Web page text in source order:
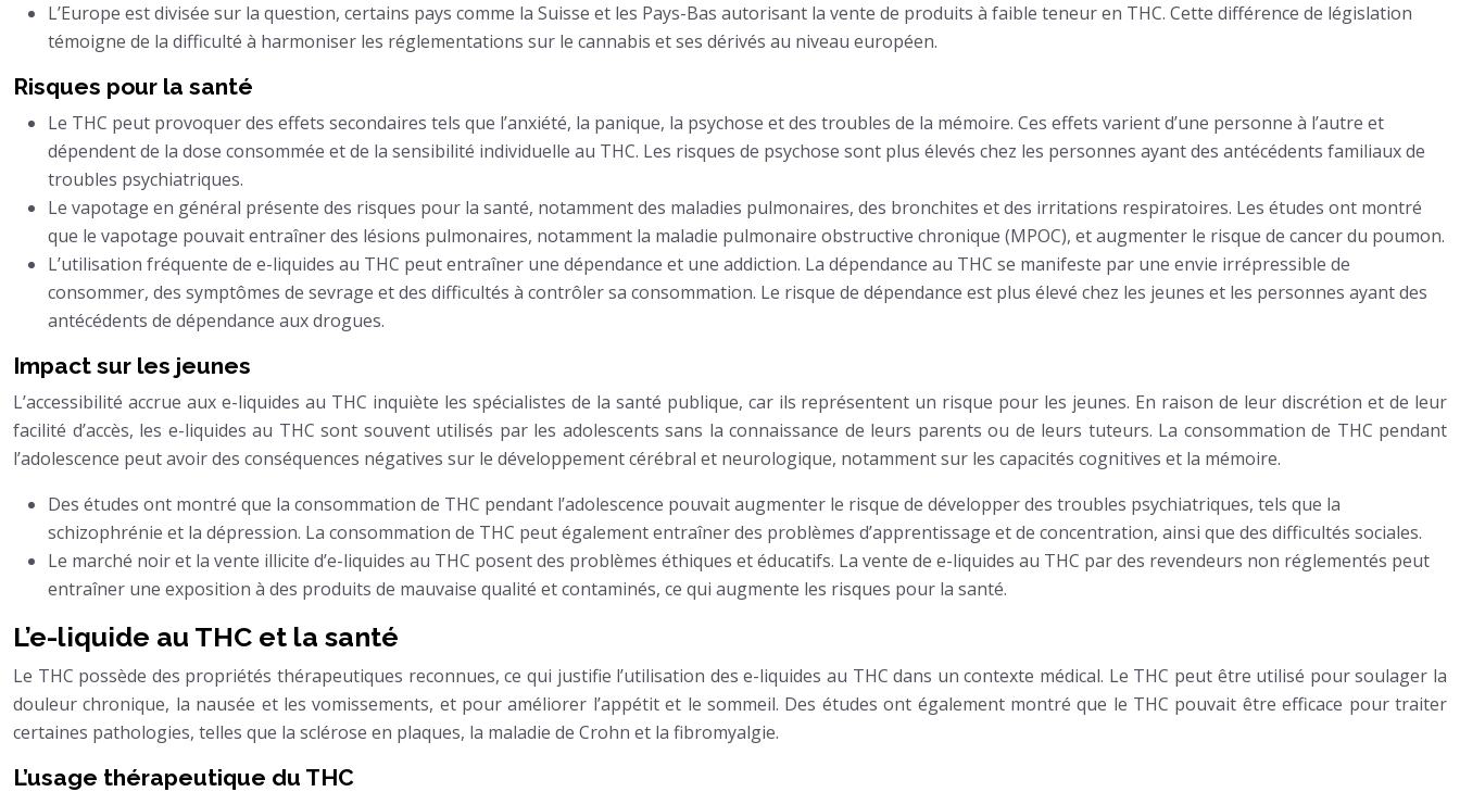
L’Europe est divisée sur la question, certains pays comme la Suisse et les Pays-Bas autorisant la vente de produits à faible teneur en THC. Cette différence de législation
témoigne de la difficulté à harmoniser les réglementations sur le cannabis et ses dérivés au niveau européen.
Risques pour la santé
Le THC peut provoquer des effets secondaires tels que l’anxiété, la panique, la psychose et des troubles de la mémoire. Ces effets varient d’une personne à l’autre et
dépendent de la dose consommée et de la sensibilité individuelle au THC. Les risques de psychose sont plus élevés chez les personnes ayant des antécédents familiaux de
troubles psychiatriques.
Le vapotage en général présente des risques pour la santé, notamment des maladies pulmonaires, des bronchites et des irritations respiratoires. Les études ont montré
que le vapotage pouvait entraîner des lésions pulmonaires, notamment la maladie pulmonaire obstructive chronique (MPOC), et augmenter le risque de cancer du poumon.
L’utilisation fréquente de e-liquides au THC peut entraîner une dépendance et une addiction. La dépendance au THC se manifeste par une envie irrépressible de
consommer, des symptômes de sevrage et des difficultés à contrôler sa consommation. Le risque de dépendance est plus élevé chez les jeunes et les personnes ayant des
antécédents de dépendance aux drogues.
Impact sur les jeunes
L’accessibilité accrue aux e-liquides au THC inquiète les spécialistes de la santé publique, car ils représentent un risque pour les jeunes. En raison de leur discrétion et de leur
facilité d’accès, les e-liquides au THC sont souvent utilisés par les adolescents sans la connaissance de leurs parents ou de leurs tuteurs. La consommation de THC pendant
l’adolescence peut avoir des conséquences négatives sur le développement cérébral et neurologique, notamment sur les capacités cognitives et la mémoire.
Des études ont montré que la consommation de THC pendant l’adolescence pouvait augmenter le risque de développer des troubles psychiatriques, tels que la
schizophrénie et la dépression. La consommation de THC peut également entraîner des problèmes d’apprentissage et de concentration, ainsi que des difficultés sociales.
Le marché noir et la vente illicite d’e-liquides au THC posent des problèmes éthiques et éducatifs. La vente de e-liquides au THC par des revendeurs non réglementés peut
entraîner une exposition à des produits de mauvaise qualité et contaminés, ce qui augmente les risques pour la santé.
L’e-liquide au THC et la santé
Le THC possède des propriétés thérapeutiques reconnues, ce qui justifie l’utilisation des e-liquides au THC dans un contexte médical. Le THC peut être utilisé pour soulager la
douleur chronique, la nausée et les vomissements, et pour améliorer l’appétit et le sommeil. Des études ont également montré que le THC pouvait être efficace pour traiter
certaines pathologies, telles que la sclérose en plaques, la maladie de Crohn et la fibromyalgie.
L’usage thérapeutique du THC